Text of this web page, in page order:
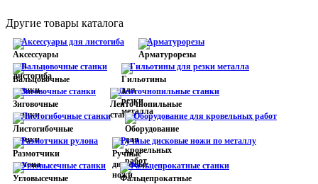
Другие товары каталога
Аксессуары для листогиба Арматурорезы
Вальцовочные станки Гильотины для резки металла
Зиговочные станки Ленточнопильные станки
Листогибочные станки Оборудование для кровельных работ
Размотчики рулона Ручные дисковые ножи по металлу
Угловысечные станки Фальцепрокатные станки